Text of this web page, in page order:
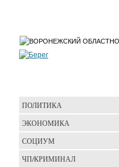
ПОЛИТИКА
ЭКОНОМИКА
СОЦИУМ
ЧП/КРИМИНАЛ